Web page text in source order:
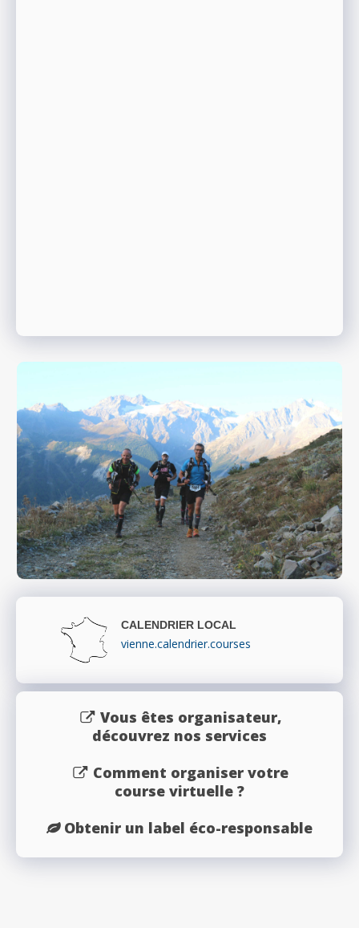
CALENDRIER LOCAL
vienne.calendrier.courses
Vous êtes organisateur,
découvrez nos services
Comment organiser votre
course virtuelle ?
Obtenir un label éco-responsable